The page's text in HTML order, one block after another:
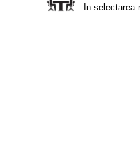
In selectarea